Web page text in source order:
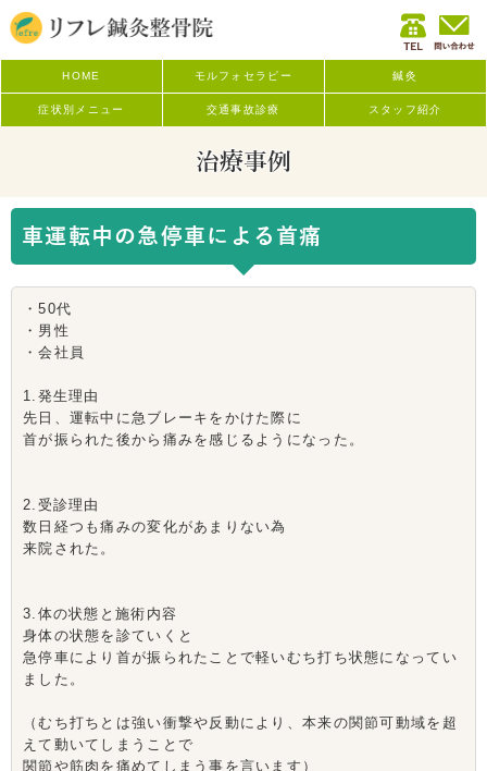
HOME モルフォセラピー 鍼灸
症状別メニュー 交通事故診療 スタッフ紹介
治療事例
車運転中の急停車による首痛
・50代
・男性
・会社員
1.発生理由
先日、運転中に急ブレーキをかけた際に
首が振られた後から痛みを感じるようになった。
2.受診理由
数日経つも痛みの変化があまりない為
来院された。
3.体の状態と施術内容
身体の状態を診ていくと
急停車により首が振られたことで軽いむち打ち状態になってい
ました。
（むち打ちとは強い衝撃や反動により、本来の関節可動域を超
えて動いてしまうことで
関節や筋肉を痛めてしまう事を言います）